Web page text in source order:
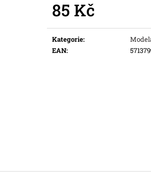
85 Kč
Kategorie:
EAN: